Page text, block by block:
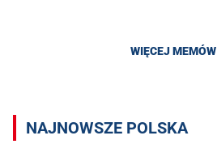
WIĘCEJ MEMÓW
NAJNOWSZE POLSKA